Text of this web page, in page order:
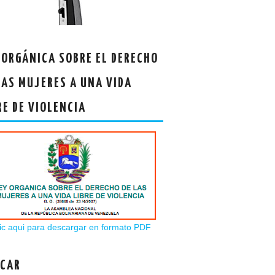
SOBRE EL DERECHO
MUJERES A UNA VIDA
DE VIOLENCIA
aqui para descargar en formato PDF